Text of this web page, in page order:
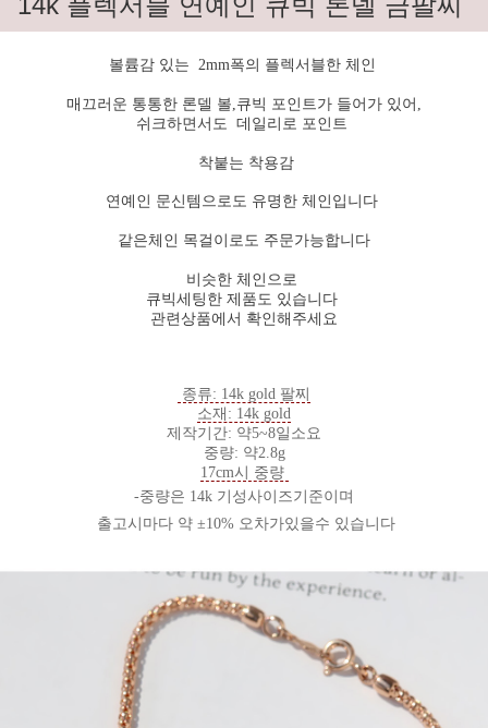
볼륨감 있는 2mm폭의 플렉서블한 체인
매끄러운 통통한 론델 볼,큐빅 포인트가 들어가 있어,
쉬크하면서도 데일리로 포인트
착붙는 착용감
연예인 문신템으로도 유명한 체인입니다
같은체인 목걸이로도 주문가능합니다
비슷한 체인으로
큐빅세팅한 제품도 있습니다
관련상품에서 확인해주세요
종류: 14k gold 팔찌
소재: 14k gold
제작기간: 약5~8일소요
중량: 약2.8g
17cm시 중량
-중량은 14k 기성사이즈기준이며
출고시마다 약 ±10% 오차가있을수 있습니다